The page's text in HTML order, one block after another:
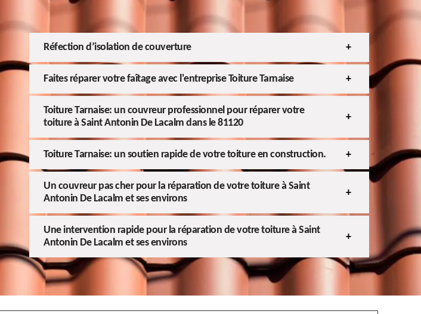
Réfection d’isolation de couverture
Faites réparer votre faîtage avec l'entreprise Toiture Tarnaise
Toiture Tarnaise: un couvreur professionnel pour réparer votre
toiture à Saint Antonin De Lacalm dans le 81120
Toiture Tarnaise: un soutien rapide de votre toiture en construction.
Un couvreur pas cher pour la réparation de votre toiture à Saint
Antonin De Lacalm et ses environs
Une intervention rapide pour la réparation de votre toiture à Saint
Antonin De Lacalm et ses environs